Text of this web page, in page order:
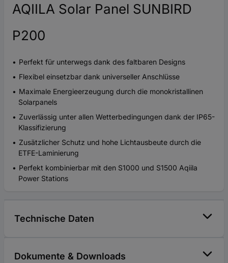
AQIILA Solar Panel SUNBIRD
P200
Perfekt für unterwegs dank des faltbaren Designs
Flexibel einsetzbar dank universeller Anschlüsse
Maximale Energieerzeugung durch die monokristallinen
Solarpanels
Zuverlässig unter allen Wetterbedingungen dank der IP65-
Klassifizierung
Zusätzlicher Schutz und hohe Lichtausbeute durch die
ETFE-Laminierung
Perfekt kombinierbar mit den S1000 und S1500 Aqiila
Power Stations
Technische Daten
Dokumente & Downloads